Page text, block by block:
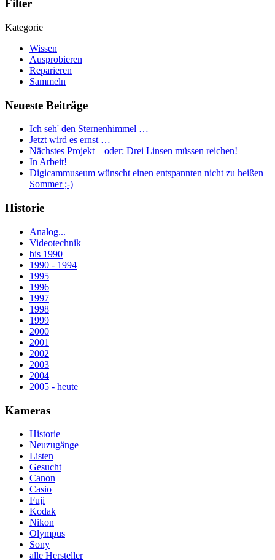
Filter
Kategorie
Wissen
Ausprobieren
Reparieren
Sammeln
Neueste Beiträge
Ich seh' den Sternenhimmel …
Jetzt wird es ernst …
Nächstes Projekt – oder: Drei Linsen müssen reichen!
In Arbeit!
Digicammuseum wünscht einen entspannten nicht zu heißen
Sommer ;-)
Historie
Analog...
Videotechnik
bis 1990
1990 - 1994
1995
1996
1997
1998
1999
2000
2001
2002
2003
2004
2005 - heute
Kameras
Historie
Neuzugänge
Listen
Gesucht
Canon
Casio
Fuji
Kodak
Nikon
Olympus
Sony
alle Hersteller